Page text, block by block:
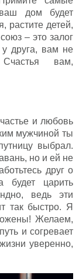
дом будет
растите детей,
– это залог
друга, вам не
вам,
и любовь
мужчиной ты
выбрал.
но и ей не
друг о
будет царить
ведь эти
так быстро. Я
Желаем,
и согревает
уверенно,